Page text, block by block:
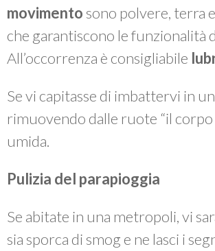
movimento sono polvere, terra
che garantiscono le funzionalità
All’occorrenza è consigliabile
Se vi capitasse di imbattervi in un
rimuovendo dalle ruote “il
umida.
Pulizia del parapioggia
Se abitate in una metropoli, vi
sia sporca di smog e ne lasci i